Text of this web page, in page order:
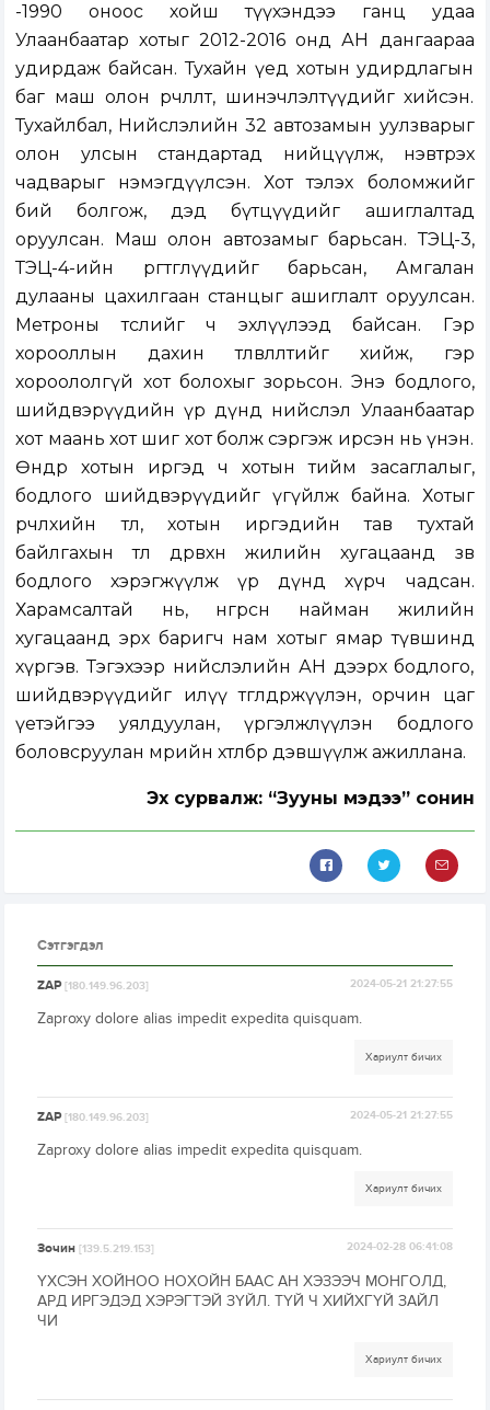
-1990 оноос хойш түүхэндээ ганц удаа
Улаанбаатар хотыг 2012-2016 онд АН дангаараа
удирдаж байсан. Тухайн үед хотын удирдлагын
баг маш олон өөрчлөлт, шинэчлэлтүүдийг хийсэн.
Тухайлбал, Нийслэлийн 32 автозамын уулзварыг
олон улсын стандартад нийцүүлж, нэвтрэх
чадварыг нэмэгдүүлсэн. Хот тэлэх боломжийг
бий болгож, дэд бүтцүүдийг ашиглалтад
оруулсан. Маш олон автозамыг барьсан. ТЭЦ-3,
ТЭЦ-4-ийн өргөтгөлүүдийг барьсан, Амгалан
дулааны цахилгаан станцыг ашиглалт оруулсан.
Метроны төслийг ч эхлүүлээд байсан. Гэр
хорооллын дахин төлөвлөлтийг хийж, гэр
хороололгүй хот болохыг зорьсон. Энэ бодлого,
шийдвэрүүдийн үр дүнд нийслэл Улаанбаатар
хот маань хот шиг хот болж сэргэж ирсэн нь үнэн.
Өнөөдөр хотын иргэд ч хотын тийм засаглалыг,
бодлого шийдвэрүүдийг үгүйлж байна. Хотыг
өөрчлөхийн төлөө, хотын иргэдийн тав тухтай
байлгахын төлөө дөрөвхөн жилийн хугацаанд зөв
бодлого хэрэгжүүлж үр дүнд хүрч чадсан.
Харамсалтай нь, өнгөрсөн найман жилийн
хугацаанд эрх баригч нам хотыг ямар түвшинд
хүргэв. Тэгэхээр нийслэлийн АН дээрх бодлого,
шийдвэрүүдийг илүү төгөлдөржүүлэн, орчин цаг
үетэйгээ уялдуулан, үргэлжлүүлэн бодлого
боловсруулан мөрийн хөтөлбөр дэвшүүлж ажиллана.
Эх сурвалж: “Зууны мэдээ” сонин
Сэтгэгдэл
ZAP[180.149.96.203] 2024-05-21 21:27:55
Zaproxy dolore alias impedit expedita quisquam.
Хариулт бичих
ZAP[180.149.96.203] 2024-05-21 21:27:55
Zaproxy dolore alias impedit expedita quisquam.
Хариулт бичих
Зочин[139.5.219.153] 2024-02-28 06:41:08
ҮХСЭН ХОЙНОО НОХОЙН БААС АН ХЭЗЭЭЧ МОНГОЛД,
АРД ИРГЭДЭД ХЭРЭГТЭЙ ЗҮЙЛ. ТҮЙ Ч ХИЙХГҮЙ ЗАЙЛ
ЧИ
Хариулт бичих